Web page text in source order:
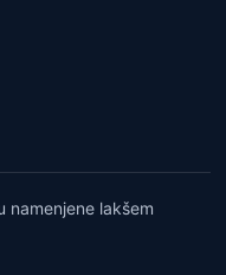
namenjene lakšem